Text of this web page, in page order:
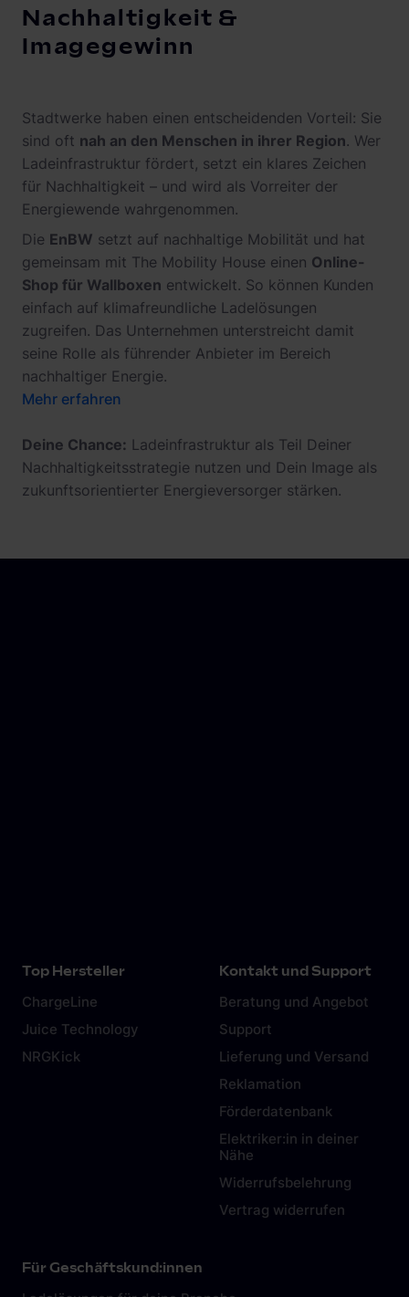
Nachhaltigkeit &
Imagegewinn
Stadtwerke haben einen entscheidenden Vorteil: Sie
sind oft nah an den Menschen in ihrer Region. Wer
Ladeinfrastruktur fördert, setzt ein klares Zeichen
für Nachhaltigkeit – und wird als Vorreiter der
Energiewende wahrgenommen.
Die EnBW setzt auf nachhaltige Mobilität und hat
gemeinsam mit The Mobility House einen Online-
Shop für Wallboxen entwickelt. So können Kunden
einfach auf klimafreundliche Ladelösungen
zugreifen. Das Unternehmen unterstreicht damit
seine Rolle als führender Anbieter im Bereich
nachhaltiger Energie.
Mehr erfahren
Deine Chance: Ladeinfrastruktur als Teil Deiner
Nachhaltigkeitsstrategie nutzen und Dein Image als
zukunftsorientierter Energieversorger stärken.
Top Hersteller
ChargeLine
Juice Technology
NRGKick
Kontakt und Support
Beratung und Angebot
Support
Lieferung und Versand
Reklamation
Förderdatenbank
Elektriker:in in deiner
Nähe
Widerrufsbelehrung
Vertrag widerrufen
Für Geschäftskund:innen